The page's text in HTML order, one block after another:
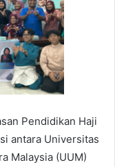
Pendidikan Haji
antara Universitas
Malaysia (UUM)